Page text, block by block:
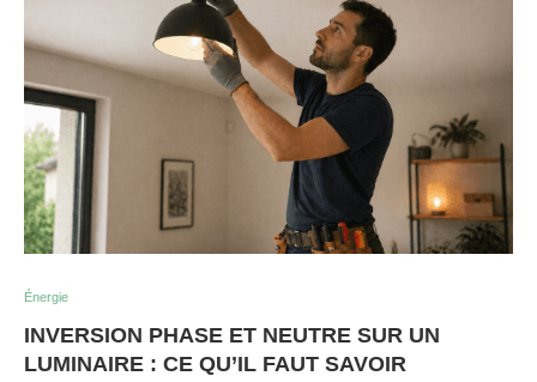
Énergie
INVERSION PHASE ET NEUTRE SUR UN
LUMINAIRE : CE QU’IL FAUT SAVOIR